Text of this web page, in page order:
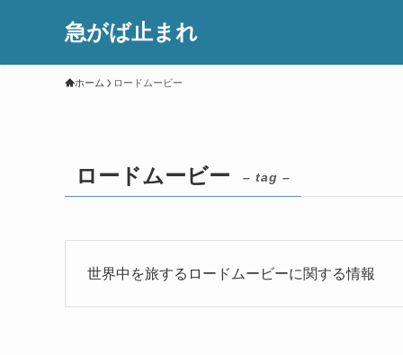
急がば止まれ
ホーム ロードムービー
ロードムービー – tag –
世界中を旅するロードムービーに関する情報